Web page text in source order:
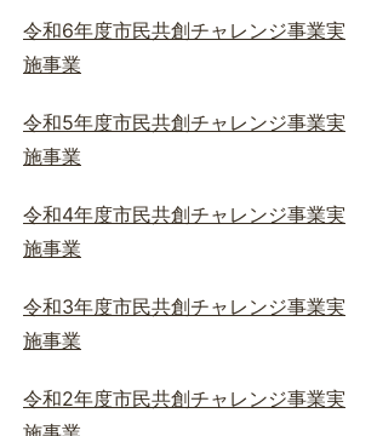
令和6年度市民共創チャレンジ事業実
施事業
令和5年度市民共創チャレンジ事業実
施事業
令和4年度市民共創チャレンジ事業実
施事業
令和3年度市民共創チャレンジ事業実
施事業
令和2年度市民共創チャレンジ事業実